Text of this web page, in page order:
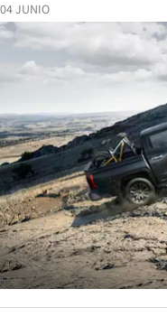
04 JUNIO